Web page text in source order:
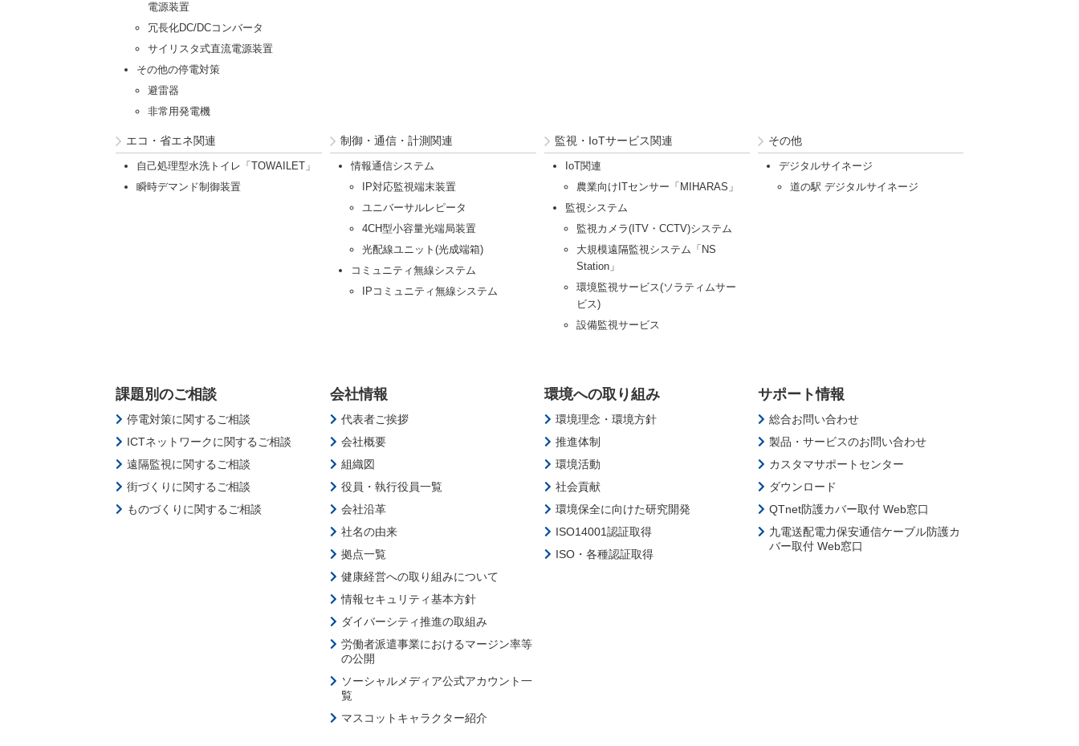
電源装置
冗長化DC/DCコンバータ
サイリスタ式直流電源装置
その他の停電対策
避雷器
非常用発電機
エコ・省エネ関連
自己処理型水洗トイレ「TOWAILET」
瞬時デマンド制御装置
制御・通信・計測関連
情報通信システム
IP対応監視端末装置
ユニバーサルレピータ
4CH型小容量光端局装置
光配線ユニット(光成端箱)
コミュニティ無線システム
IPコミュニティ無線システム
監視・IoTサービス関連
IoT関連
農業向けITセンサー「MIHARAS」
監視システム
監視カメラ(ITV・CCTV)システム
大規模遠隔監視システム「NS
Station」
環境監視サービス(ソラティムサー
ビス)
設備監視サービス
その他
デジタルサイネージ
道の駅 デジタルサイネージ
課題別のご相談
停電対策に関するご相談
ICTネットワークに関するご相談
遠隔監視に関するご相談
街づくりに関するご相談
ものづくりに関するご相談
会社情報
代表者ご挨拶
会社概要
組織図
役員・執行役員一覧
会社沿革
社名の由来
拠点一覧
健康経営への取り組みについて
情報セキュリティ基本方針
ダイバーシティ推進の取組み
労働者派遣事業におけるマージン率等
の公開
ソーシャルメディア公式アカウント一
覧
マスコットキャラクター紹介
環境への取り組み
環境理念・環境方針
推進体制
環境活動
社会貢献
環境保全に向けた研究開発
ISO14001認証取得
ISO・各種認証取得
サポート情報
総合お問い合わせ
製品・サービスのお問い合わせ
カスタマサポートセンター
ダウンロード
QTnet防護カバー取付 Web窓口
九電送配電力保安通信ケーブル防護カ
バー取付 Web窓口